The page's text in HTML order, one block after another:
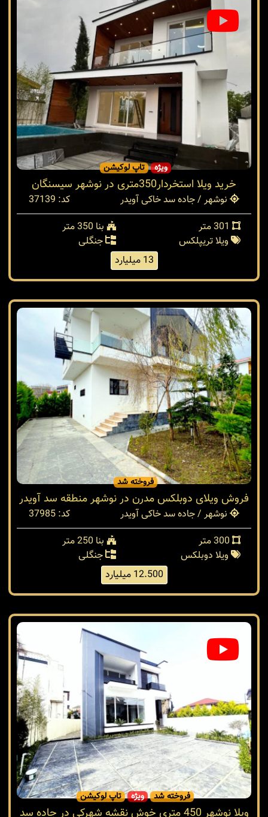
ویژه تاپ لوکیشن
خرید ویلا استخردار350متری در نوشهر سیسنگان
نوشهر / جاده سد خاکی آویدر
کد: 37139
بنا 350 متر
ویلا تریپلکس
جنگلی
13 میلیارد
فروخته شد
فروش ویلای دوبلکس مدرن در نوشهر منطقه سد آویدر
نوشهر / جاده سد خاکی آویدر
کد: 37985
بنا 250 متر
ویلا دوبلکس
جنگلی
12.500 میلیارد
فروخته شد ویژه تاپ لوکیشن
ویلا نوشهر 450 متری خوش نقشه شهرکی در جاده سد